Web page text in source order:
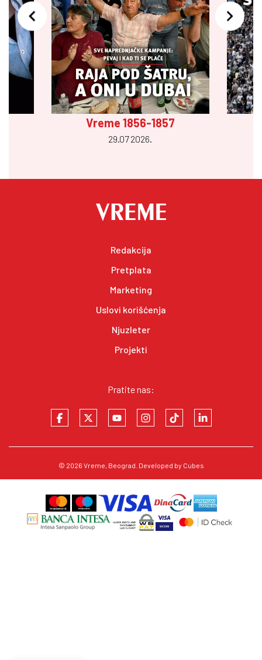
Vreme 1856-1857
29.07 2026.
Redakcija
Pretplata
Marketing
Uslovi korišćenja
Njuzleter
Projekti
Pratite nas:
© 2026 Vreme, Beograd. Developed by Cubes